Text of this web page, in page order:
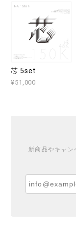
芯 5set
¥51,000
新商品やキャン